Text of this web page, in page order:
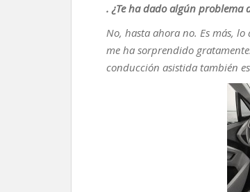
. ¿Te ha dado algún problema
No, hasta ahora no. Es más,
me ha sorprendido
conducción asistida también